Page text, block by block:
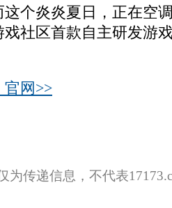
个炎炎夏日，正在空
戏社区首款自主研发游
官网>>
专稿 【
为传递信息，不代表